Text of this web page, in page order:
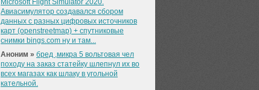
Microsoft Flight Simulator 2020.
Авиасимулятор создавался сбором
данных с разных цифровых источников
карт (openstreetmap) + спутниковые
снимки bings.com ну и там...
Аноним » бред ,микра 5 вольтовая чел
походу на заказ статейку шлепнул их во
всех магазах как шлаку в угольной
кательной.